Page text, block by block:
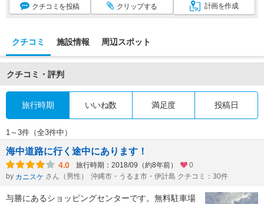
クチコミ を投稿 クリップする 計画を作成
クチコミ 施設情報 周辺スポット
クチコミ・評判
旅行時期 いいね数 満足度 投稿日
1～3件（全3件中）
海中道路に行く途中にあります！
4.0 旅行時期：2018/09（約8年前）
0
by カニスケ さん（男性） 沖縄市・うるま市・伊計島 クチコミ：30件
与勝にあるショッピングセンターです。無料駐車場